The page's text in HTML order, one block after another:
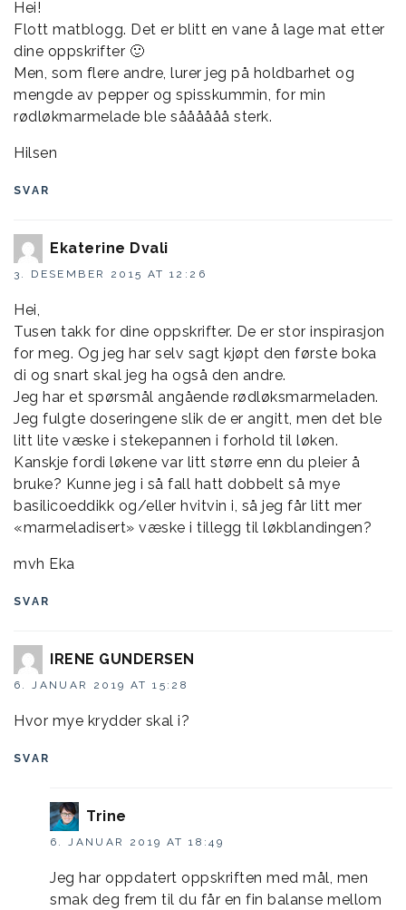
Hei!
Flott matblogg. Det er blitt en vane å lage mat etter
dine oppskrifter 🙂
Men, som flere andre, lurer jeg på holdbarhet og
mengde av pepper og spisskummin, for min
rødløkmarmelade ble såååååå sterk.
Hilsen
SVAR
Ekaterine Dvali
3. DESEMBER 2015 AT 12:26
Hei,
Tusen takk for dine oppskrifter. De er stor inspirasjon
for meg. Og jeg har selv sagt kjøpt den første boka
di og snart skal jeg ha også den andre.
Jeg har et spørsmål angående rødløksmarmeladen.
Jeg fulgte doseringene slik de er angitt, men det ble
litt lite væske i stekepannen i forhold til løken.
Kanskje fordi løkene var litt større enn du pleier å
bruke? Kunne jeg i så fall hatt dobbelt så mye
basilicoeddikk og/eller hvitvin i, så jeg får litt mer
«marmeladisert» væske i tillegg til løkblandingen?
mvh Eka
SVAR
IRENE GUNDERSEN
6. JANUAR 2019 AT 15:28
Hvor mye krydder skal i?
SVAR
Trine
6. JANUAR 2019 AT 18:49
Jeg har oppdatert oppskriften med mål, men
smak deg frem til du får en fin balanse mellom